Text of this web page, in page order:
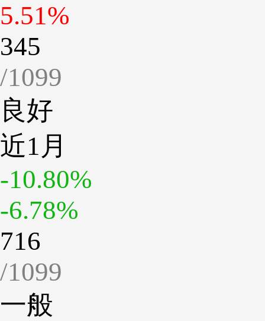
5.51%
345
/1099
良好
近1月
-10.80%
-6.78%
716
/1099
一般